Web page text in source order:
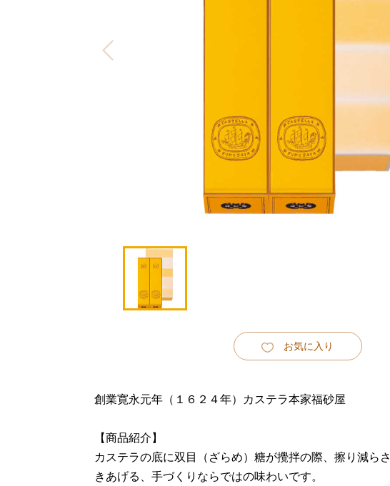
お気に入り
創業寛永元年（１６２４年）カステラ本家福砂屋
【商品紹介】
カステラの底に双目（ざらめ）糖が攪拌の際、擦り減
きあげる、手づくりならではの味わいです。